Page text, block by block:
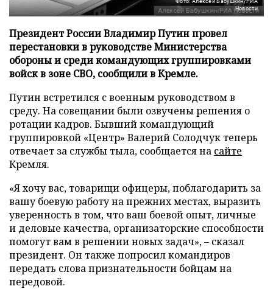
Новости
Президент России Владимир Путин провел
перестановки в руководстве Министерства
обороны и среди командующих группировками
войск в зоне СВО, сообщили в Кремле.
Путин встретился с военным руководством в
среду. На совещании были озвучены решения о
ротации кадров. Бывший командующий
группировкой «Центр» Валерий Солодчук теперь
отвечает за службы тыла, сообщается на сайте
Кремля.
«Я хочу вас, товарищи офицеры, поблагодарить за
вашу боевую работу на прежних местах, выразить
уверенность в том, что ваш боевой опыт, личные
и деловые качества, организаторские способности
помогут вам в решении новых задач», – сказал
президент. Он также попросил командиров
передать слова признательности бойцам на
передовой.